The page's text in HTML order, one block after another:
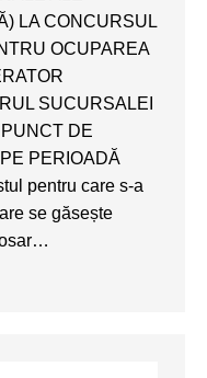
LA CONCURSUL
OCUPAREA
SUCURSALEI
DE
PERIOADĂ
pentru care s-a
se găsește